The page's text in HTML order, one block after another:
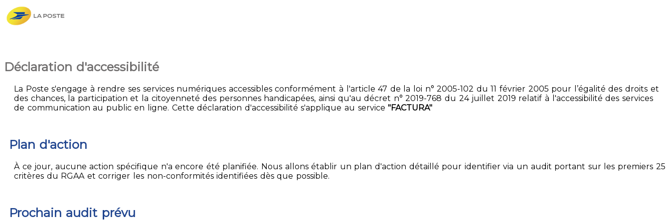
Déclaration d'accessibilité
La Poste s'engage à rendre ses services numériques accessibles conformément à l'article 47 de la loi n° 2005-102 du 11 février 2005 pour l’égalité des droits et
des chances, la participation et la citoyenneté des personnes handicapées, ainsi qu'au décret n° 2019-768 du 24 juillet 2019 relatif à l'accessibilité des services
de communication au public en ligne. Cette déclaration d'accessibilité s'applique au service"FACTURA"
Plan d'action
À ce jour, aucune action spécifique n'a encore été planifiée. Nous allons établir un plan d'action détaillé pour identifier via un audit portant sur les premiers 25
critères du RGAA et corriger les non-conformités identifiées dès que possible.
Prochain audit prévu